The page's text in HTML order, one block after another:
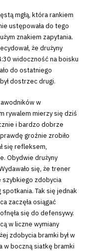
mgłą, która rankiem
ustępowała do tego
znakiem zapytania.
że drużyny
widoczność na boisku
do ostatniego
dostrzec drugi.
w
rywalem mierzy się dziś
i bardzo dobrze
groźnie zrobiło
się refleksem,
Obydwie drużyny
się, że trener
szybkiego zdobycia
Tak się jednak
zaczęła osiągać
się do defensywy.
w liczne wymiany
zdobycia bramki był w
w boczną siatkę bramki